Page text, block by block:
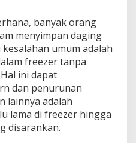
banyak orang
menyimpan daging
umum adalah
freezer tanpa
ini dapat
dan penurunan
lainnya adalah
lama di freezer hingga
disarankan.